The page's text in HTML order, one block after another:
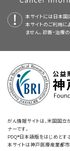
する他の小児医療専
的には以下のような
小児科医。
小児外科医。
放射線腫瘍医
病理医。
新しい 薬 や 免
NCIの臨床試験検索
臨床試験を探すことが
りません。）。がんの
床試験を検索できま
ます。
NCIの 臨床試験検索
臨床試験を探すこと
床試験を検索できま
ます。
免疫療法によ
小児がんに関する情
以下をご覧ください：
がんについて（
つ最新の情報を提供
用可能です。
PDQはNCIが提供す
（National Institutes
ける生物医学研究
ビューに基づいて作
りません。
このPDQがん情報要
載しています。患者さ
本サイトには日本国
本サイトのご利用に
ません。診断・治療
がん情報サイトは、米国国
ナーです。
PDQ®日本語版をはじめとす
本サイトは神戸医療産業都